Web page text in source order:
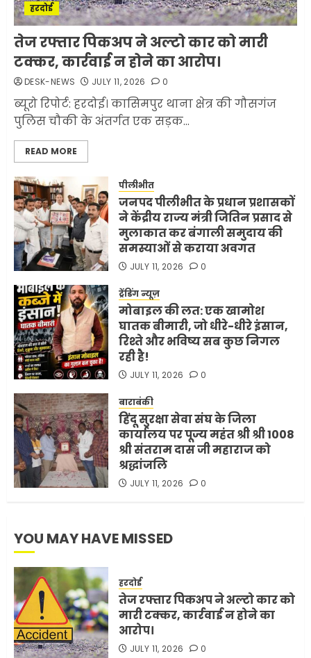
मलबों से ईरान ने सुरक्षित बरामद
कर ली करीब 1000 से ज्यादा
मिसाइलें
JUNE 1, 2026
3
व्यवहार क्यों?
JUNE 1, 2026 0
4
अमेरिका ने फिर से ईरान को युद्ध
समाप्त करने के लिए भेजी अपनी 5
MAY 18, 2026
5
भारत-अमेरिका व्यापार समझौता
ट्रंप ने किया एलान
FEBRUARY 3, 2026
हरदोई
तेज रफ्तार पिकअप ने अल्टो कार को मारी
टक्कर, कार्रवाई न होने का आरोप।
DESK-NEWS JULY 11, 2026 0
ब्यूरो रिपोर्ट: हरदोई। कासिमपुर थाना क्षेत्र की गौसगंज
पुलिस चौकी के अंतर्गत एक सड़क...
READ MORE
पीलीभीत
जनपद पीलीभीत के प्रधान प्रशासकों
ने केंद्रीय राज्य मंत्री जितिन प्रसाद से
मुलाकात कर बंगाली समुदाय की
समस्याओं से कराया अवगत
JULY 11, 2026 0
ट्रेंडिंग न्यूज़
मोबाइल की लत: एक खामोश
घातक बीमारी, जो धीरे-धीरे इंसान,
रिश्ते और भविष्य सब कुछ निगल
रही है!
JULY 11, 2026 0
बाराबंकी
हिंदू सुरक्षा सेवा संघ के जिला
कार्यालय पर पूज्य महंत श्री श्री 1008
श्री संतराम दास जी महाराज को
श्रद्धांजलि
JULY 11, 2026 0
YOU MAY HAVE MISSED
हरदोई
तेज रफ्तार पिकअप ने अल्टो कार को
मारी टक्कर, कार्रवाई न होने का
आरोप।
JULY 11, 2026 0